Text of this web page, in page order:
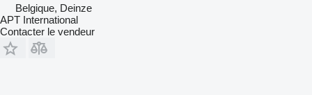
Belgique, Deinze
APT International
Contacter le vendeur